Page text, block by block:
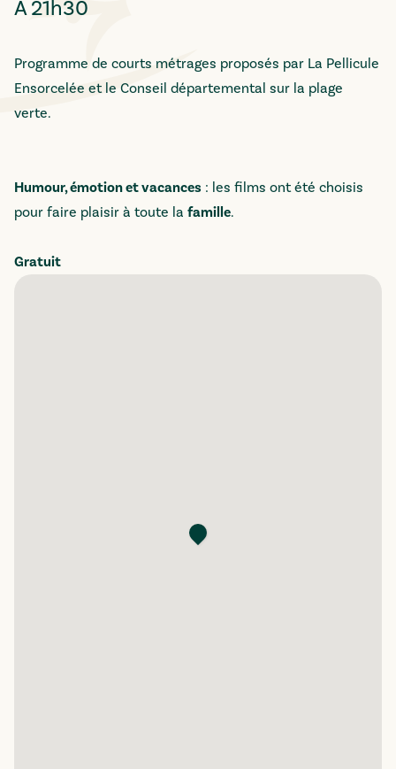
A 21h30
Programme de courts métrages proposés par La Pellicule
Ensorcelée et le Conseil départemental sur la plage
verte.
Humour, émotion et vacances : les films ont été choisis
pour faire plaisir à toute la famille.
Gratuit